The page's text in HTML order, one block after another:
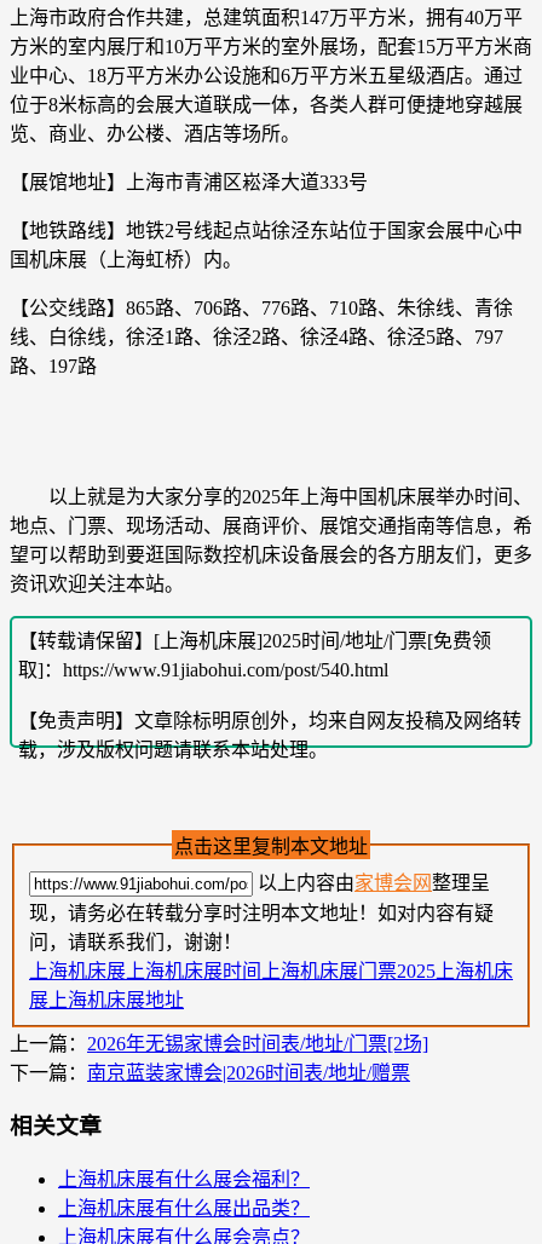
上海市政府合作共建，总建筑面积147万平方米，拥有40万平
方米的室内展厅和10万平方米的室外展场，配套15万平方米商
业中心、18万平方米办公设施和6万平方米五星级酒店。通过
位于8米标高的会展大道联成一体，各类人群可便捷地穿越展
览、商业、办公楼、酒店等场所。
【展馆地址】上海市青浦区崧泽大道333号
【地铁路线】地铁2号线起点站徐泾东站位于国家会展中心中
国机床展（上海虹桥）内。
【公交线路】865路、706路、776路、710路、朱徐线、青徐
线、白徐线，徐泾1路、徐泾2路、徐泾4路、徐泾5路、797
路、197路
以上就是为大家分享的2025年上海中国机床展举办时间、
地点、门票、现场活动、展商评价、展馆交通指南等信息，希
望可以帮助到要逛国际数控机床设备展会的各方朋友们，更多
资讯欢迎关注本站。
【转载请保留】[上海机床展]2025时间/地址/门票[免费领
取]：https://www.91jiabohui.com/post/540.html
【免责声明】文章除标明原创外，均来自网友投稿及网络转
载，涉及版权问题请联系本站处理。
点击这里复制本文地址
以上内容由家博会网整理呈
现，请务必在转载分享时注明本文地址！如对内容有疑
问，请联系我们，谢谢！
上海机床展 上海机床展时间 上海机床展门票2025上海机床
展 上海机床展地址
上一篇： 2026年无锡家博会时间表/地址/门票[2场]
下一篇： 南京蓝装家博会|2026时间表/地址/赠票
相关文章
上海机床展有什么展会福利？
上海机床展有什么展出品类？
上海机床展有什么展会亮点？